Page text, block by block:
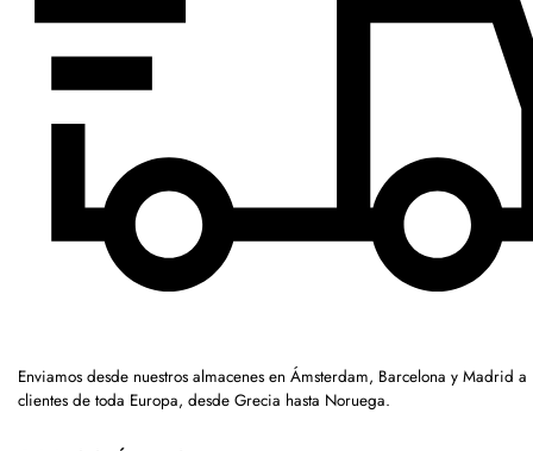
Enviamos desde nuestros almacenes en Ámsterdam, Barcelona y Madrid a
clientes de toda Europa, desde Grecia hasta Noruega.